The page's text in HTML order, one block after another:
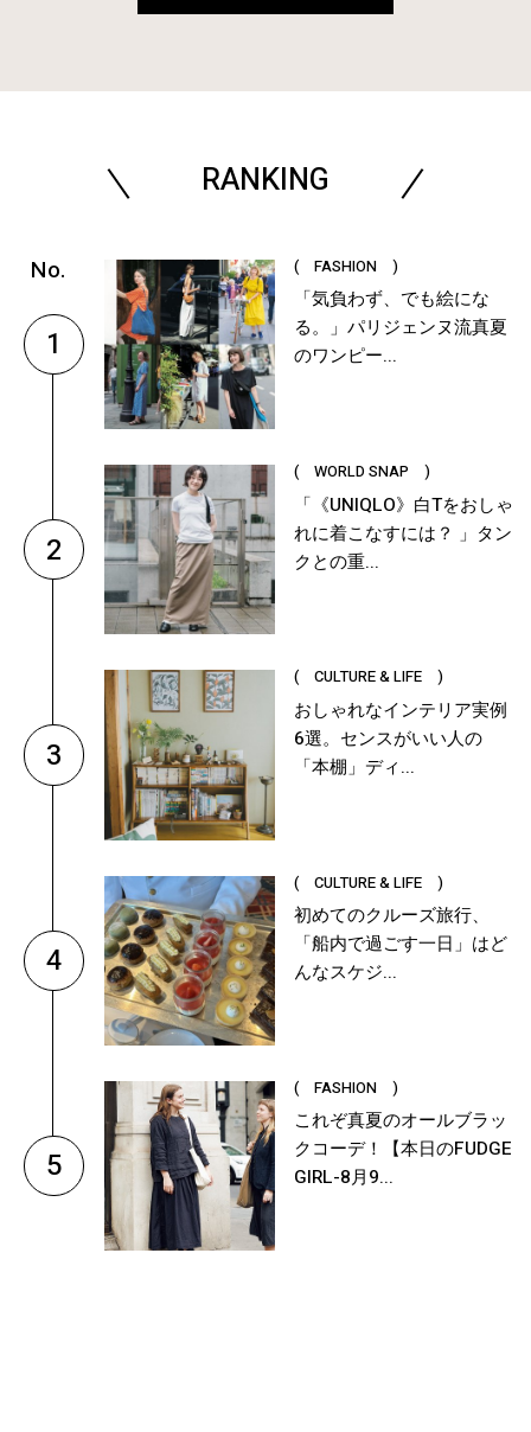
RANKING
1
( FASHION )
「気負わず、でも絵にな
る。」パリジェンヌ流真夏
のワンピー...
2
( WORLD SNAP )
「《UNIQLO》白Tをおしゃ
れに着こなすには？ 」タン
クとの重...
3
( CULTURE & LIFE )
おしゃれなインテリア実例
6選。センスがいい人の
「本棚」ディ...
4
( CULTURE & LIFE )
初めてのクルーズ旅行、
「船内で過ごす一日」はど
んなスケジ...
5
( FASHION )
これぞ真夏のオールブラッ
クコーデ！【本日のFUDGE
GIRL-8月9...